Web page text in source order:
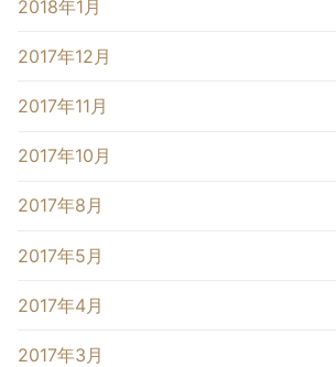
2018年1月
2017年12月
2017年11月
2017年10月
2017年8月
2017年5月
2017年4月
2017年3月